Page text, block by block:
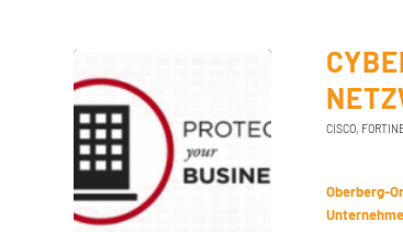
CISCO,
Oberberg-